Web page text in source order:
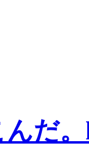
だ。